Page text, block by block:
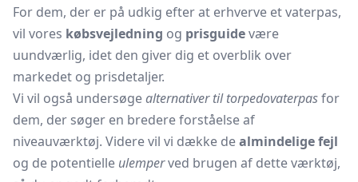
For dem, der er på udkig efter at erhverve et vaterpas,
vil vores købsvejledning og prisguidevære
uundværlig, idet den giver dig et overblik over
markedet og prisdetaljer.
Vi vil også undersøgealternativer til torpedovaterpasfor
dem, der søger en bredere forståelse af
niveauværktøj. Videre vil vi dække dealmindelige fejl
og de potentielle ulemperved brugen af dette værktøj,